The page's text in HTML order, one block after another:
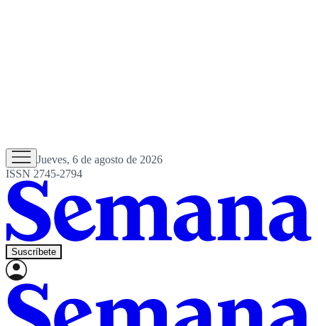
Jueves, 6 de agosto de 2026
ISSN 2745-2794
Suscríbete